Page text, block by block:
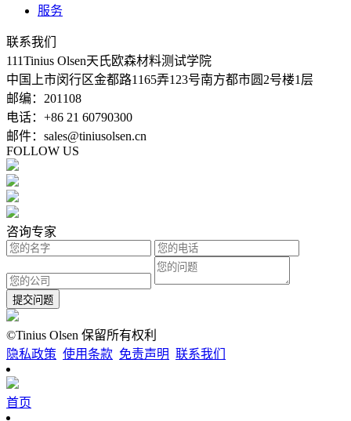
服务
联系我们
111Tinius Olsen天氏欧森材料测试学院
中国上市闵行区金都路1165弄123号南方都市圆2号楼1层
邮编：201108
电话：+86 21 60790300
邮件：sales@tiniusolsen.cn
FOLLOW US
咨询专家
提交问题
©Tinius Olsen 保留所有权利
隐私政策 使用条款 免责声明 联系我们
首页